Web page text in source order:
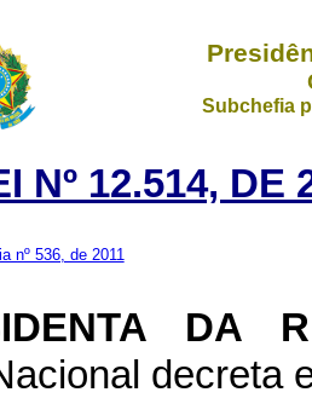
Subchefia
Nº 12.514, DE
nº 536, de 2011
DA
decreta